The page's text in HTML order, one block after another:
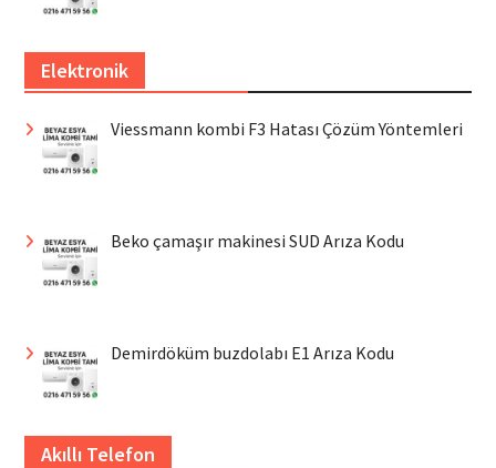
Elektronik
Viessmann kombi F3 Hatası Çözüm Yöntemleri
Beko çamaşır makinesi SUD Arıza Kodu
Demirdöküm buzdolabı E1 Arıza Kodu
Akıllı Telefon